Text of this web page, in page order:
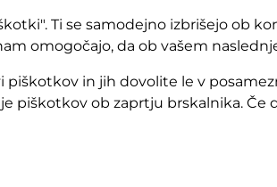
Ti se samodejno izbrišejo ob
omogočajo, da ob vašem
piškotkov in jih dovolite le v
piškotkov ob zaprtju brskalnika.